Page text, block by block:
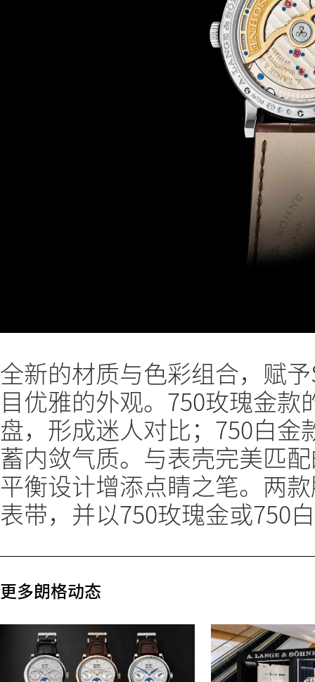
全新的材质与色彩组合，赋
目优雅的外观。750玫瑰金
盘，形成迷人对比；750白
蓄内敛气质。与表壳完美匹
平衡设计增添点睛之笔。两
表带，并以750玫瑰金或750
更多朗格动态